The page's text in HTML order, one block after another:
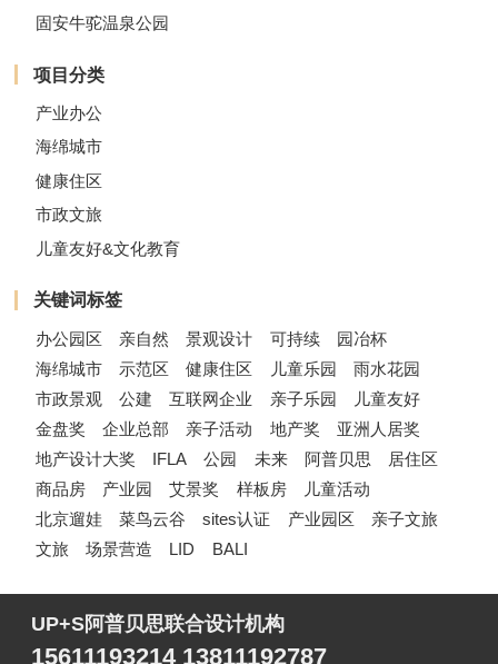
固安牛驼温泉公园
项目分类
产业办公
海绵城市
健康住区
市政文旅
儿童友好&文化教育
关键词标签
办公园区 亲自然 景观设计 可持续
园冶杯
海绵城市
示范区 健康住区 儿童乐园
雨水花园
市政景观
公建 互联网企业 亲子乐园
儿童友好
金盘奖
企业总部 亲子活动 地产奖
亚洲人居奖
地产设计大奖
IFLA 公园 未来 阿普贝思
居住区
商品房
产业园 艾景奖 样板房
儿童活动
北京遛娃
菜鸟云谷 sites认证 产业园区
亲子文旅
文旅
场景营造 LID BALI
UP+S阿普贝思联合设计机构
15611193214 13811192787